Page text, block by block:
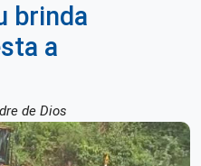
brinda
a
de Dios